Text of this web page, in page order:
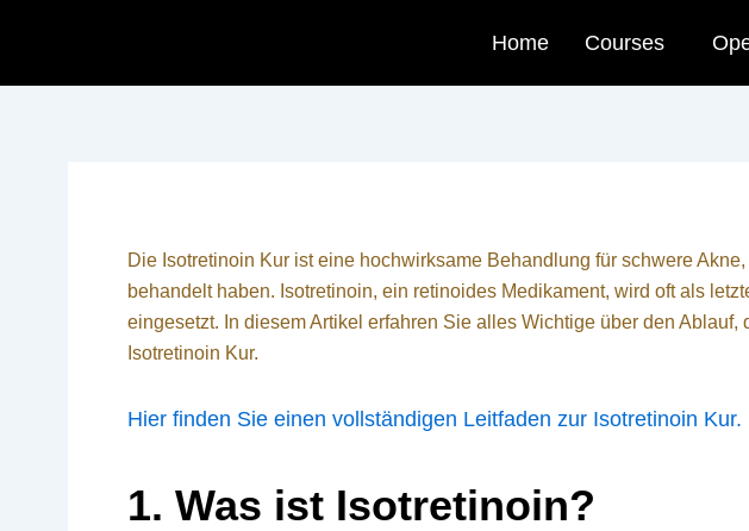
content
Home Courses
Die Isotretinoin Kur ist eine hochwirksame Behandlung für schwere
behandelt haben. Isotretinoin, ein retinoides Medikament, wird oft als
eingesetzt. In diesem Artikel erfahren Sie alles Wichtige über den
Isotretinoin Kur.
Hier finden Sie einen vollständigen Leitfaden zur Isotretinoin Kur.
1. Was ist Isotretinoin?